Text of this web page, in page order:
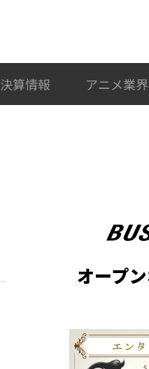
決算情報 アニメ業界